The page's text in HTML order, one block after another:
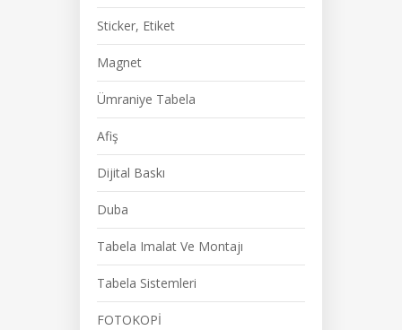
Sticker, Etiket
Magnet
Ümraniye Tabela
Afiş
Dijital Baskı
Duba
Tabela Imalat Ve Montajı
Tabela Sistemleri
FOTOKOPİ